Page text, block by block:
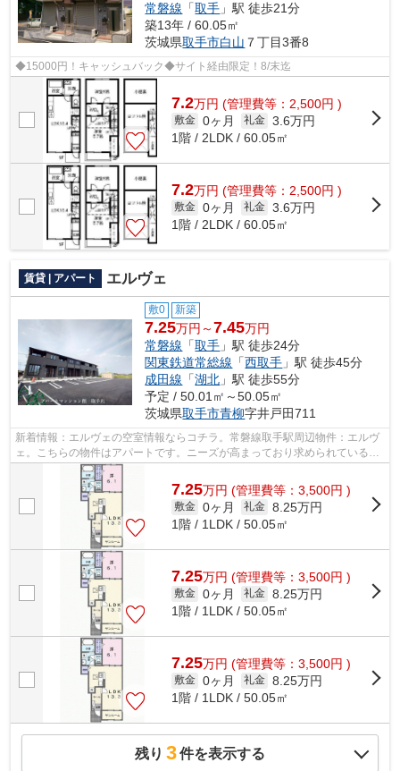
常磐線 「取手 」駅 徒歩21分
築13年 / 60.05㎡
茨城県取手市白山 ７丁目3番8
◆15000円！キャッシュバック◆サイト経由限定！8/末迄
7.2万円 (管理費等：2,500円 )
敷金 0ヶ月 礼金 3.6万円
1階 / 2LDK / 60.05㎡
7.2万円 (管理費等：2,500円 )
敷金 0ヶ月 礼金 3.6万円
1階 / 2LDK / 60.05㎡
賃貸 | アパート エルヴェ
敷0 新築
7.25万円～7.45万円
常磐線 「取手 」駅 徒歩24分
関東鉄道常総線 「西取手 」駅 徒歩45分
成田線 「湖北 」駅 徒歩55分
予定 / 50.01㎡～50.05㎡
茨城県取手市青柳字井戸田711
新着情報：エルヴェの空室情報ならコチラ。常磐線取手駅周辺物件：エルヴ
ェ。こちらの物件はアパートです。ニーズが高まっており求められている設
備が敷地内ごみ置き場です。常磐線取...
7.25万円 (管理費等：3,500円 )
敷金 0ヶ月 礼金 8.25万円
1階 / 1LDK / 50.05㎡
7.25万円 (管理費等：3,500円 )
敷金 0ヶ月 礼金 8.25万円
1階 / 1LDK / 50.05㎡
7.25万円 (管理費等：3,500円 )
敷金 0ヶ月 礼金 8.25万円
1階 / 1LDK / 50.05㎡
残り 3件を表示する